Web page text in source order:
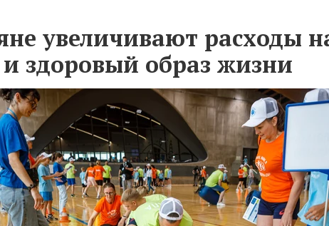
увеличивают расходы
и здоровый образ жизни